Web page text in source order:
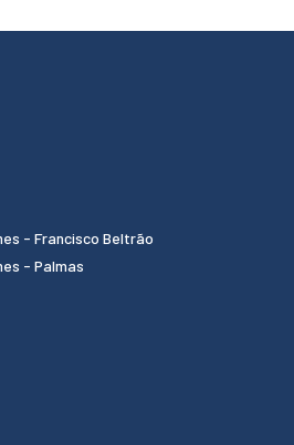
- Francisco Beltrão
- Palmas